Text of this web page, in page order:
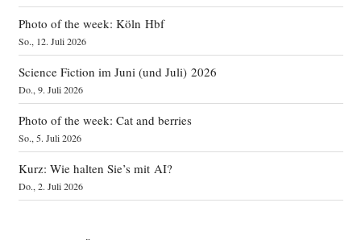
Photo of the week: Köln Hbf
So., 12. Juli 2026
Science Fiction im Juni (und Juli) 2026
Do., 9. Juli 2026
Photo of the week: Cat and berries
So., 5. Juli 2026
Kurz: Wie halten Sie’s mit AI?
Do., 2. Juli 2026